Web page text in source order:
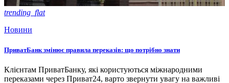
trending_flat
Новини
ПриватБанк змінює правила переказів: що потрібно знати
Клієнтам ПриватБанку, які користуються міжнародними
переказами через Приват24, варто звернути увагу на важливі